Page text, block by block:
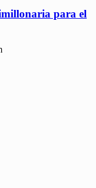
para el